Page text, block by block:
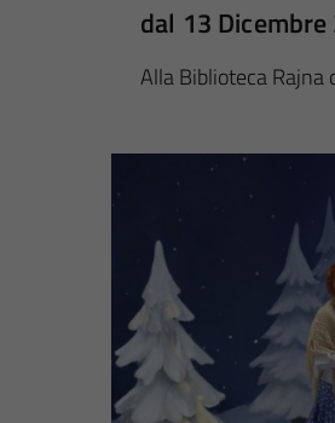
dal 13
Alla Biblioteca Rajna